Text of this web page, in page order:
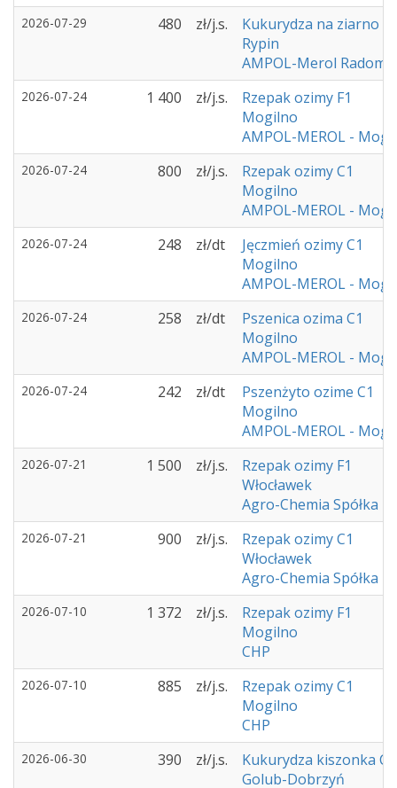
2026-07-29 480 zł/j.s.
Kukurydza na ziarno
Rypin
AMPOL-Merol
2026-07-24 1 400 zł/j.s.
Rzepak ozimy F1
Mogilno
AMPOL-MEROL -
2026-07-24 800 zł/j.s.
Rzepak ozimy C1
Mogilno
AMPOL-MEROL -
2026-07-24 248 zł/dt
Jęczmień ozimy C1
Mogilno
AMPOL-MEROL -
2026-07-24 258 zł/dt
Pszenica ozima C1
Mogilno
AMPOL-MEROL -
2026-07-24 242 zł/dt
Pszenżyto ozime C1
Mogilno
AMPOL-MEROL -
2026-07-21 1 500 zł/j.s.
Rzepak ozimy F1
Włocławek
Agro-Chemia Spółka
2026-07-21 900 zł/j.s.
Rzepak ozimy C1
Włocławek
Agro-Chemia Spółka
2026-07-10 1 372 zł/j.s.
Rzepak ozimy F1
Mogilno
CHP
2026-07-10 885 zł/j.s.
Rzepak ozimy C1
Mogilno
CHP
2026-06-30 390 zł/j.s.
Kukurydza kiszonka C1
Golub-Dobrzyń